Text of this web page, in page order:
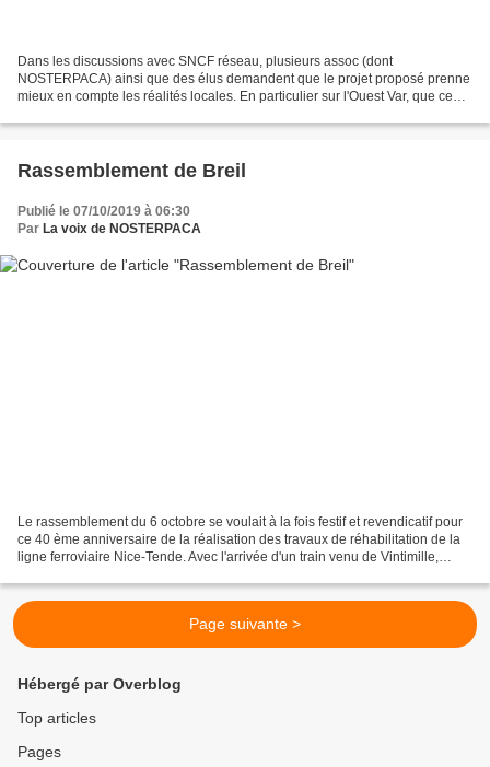
Dans les discussions avec SNCF réseau, plusieurs assoc (dont
NOSTERPACA) ainsi que des élus demandent que le projet proposé prenne
mieux en compte les réalités locales. En particulier sur l'Ouest Var, que ce
Rassemblement de Breil
Publié le 07/10/2019 à 06:30
Par La voix de NOSTERPACA
Le rassemblement du 6 octobre se voulait à la fois festif et revendicatif pour
ce 40 ème anniversaire de la réalisation des travaux de réhabilitation de la
ligne ferroviaire Nice-Tende. Avec l'arrivée d'un train venu de Vintimille,
Page suivante >
Hébergé par Overblog
Top articles
Pages